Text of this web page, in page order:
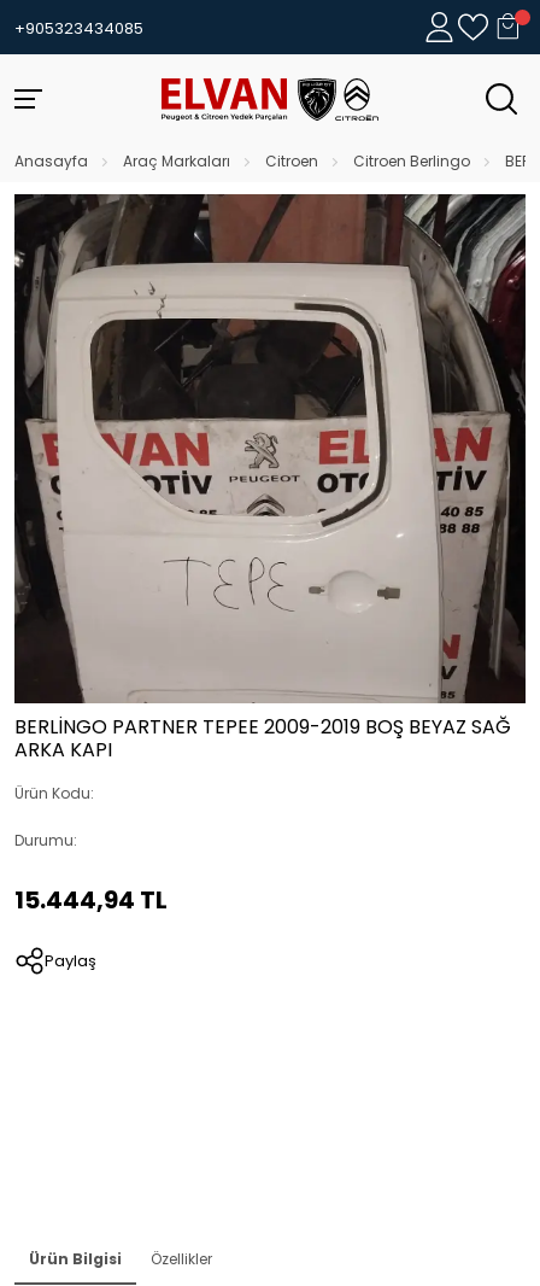
+905323434085
Anasayfa Araç Markaları Citroen Citroen Berlingo
BERLİNGO PARTNER TEPEE 2009-2019 BOŞ BEYAZ SAĞ
ARKA KAPI
Ürün Kodu:
Durumu:
15.444,94 TL
Paylaş
Ürün Bilgisi Özellikler